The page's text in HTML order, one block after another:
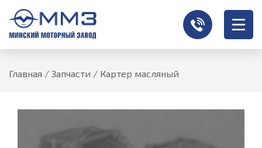
Главная / Запчасти / Картер масляный